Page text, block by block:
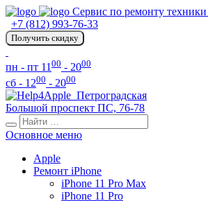
Сервис по ремонту
+7 (812) 993-76-33
Получить скидку
пн - пт 11 00 - 2000
сб - 1200 - 2000
Петроградская
Большой проспект ПС, 76-78
Основное меню
Apple
Ремонт iPhone
iPhone 11 Pro Max
iPhone 11 Pro